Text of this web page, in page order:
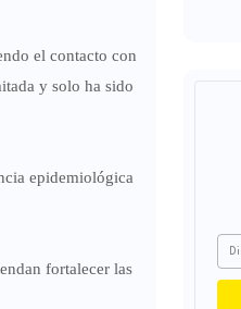
el contacto con
y solo ha sido
epidemiológica
fortalecer las